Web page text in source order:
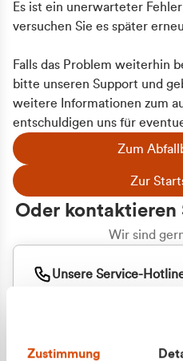
Zustimmung
Es ist ein unerwarteter
versuchen Sie es später
Falls das Problem weiterhin
bitte unseren Support und
weitere Informationen zum
entschuldigen uns für
Zum
Zur
Oder kontaktieren
Wir sind
Unsere Service-
+49 177 8376058